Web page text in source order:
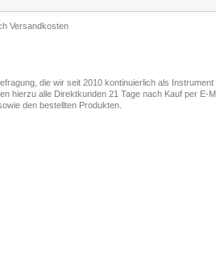
Versandkosten
die wir seit 2010 kontinuierlich als
hierzu alle Direktkunden 21 Tage nach Kauf per E-
den bestellten Produkten.